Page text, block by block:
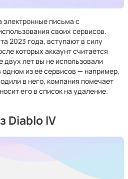
электронные письма с
своих сервисов.
2023 года, вступают в силу
которых аккаунт считается
двух лет вы не использовали
одном из её сервисов — например,
в него, компания помечает
его в список на удаление.
Diablo IV